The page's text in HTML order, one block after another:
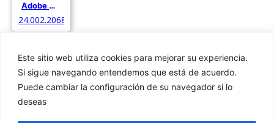
Este sitio web utiliza cookies para mejorar su experiencia.
Si sigue navegando entendemos que está de acuerdo.
Puede cambiar la configuración de su navegador si lo
deseas
Adobe Acrobat
24.002.20687